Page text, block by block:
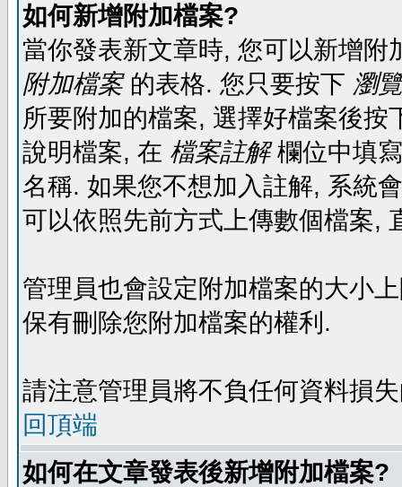
如何新增附加檔案?
當你發表新文章時, 您可以新增
附加檔案的表格. 您只要按下 瀏
所要附加的檔案, 選擇好檔案後
說明檔案, 在 檔案註解欄位中填
名稱. 如果您不想加入註解, 系統
可以依照先前方式上傳數個檔案,
管理員也會設定附加檔案的大小
保有刪除您附加檔案的權利.
請注意管理員將不負任何資料損
回頂端
如何在文章發表後新增附加檔案?